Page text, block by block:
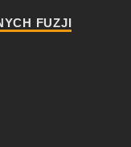
FUZJI